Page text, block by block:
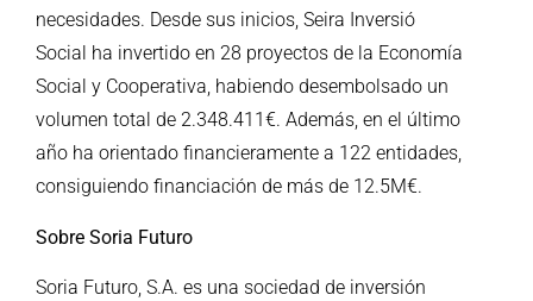
necesidades. Desde sus inicios, Seira Inversió
Social ha invertido en 28 proyectos de la Economía
Social y Cooperativa, habiendo desembolsado un
volumen total de 2.348.411€. Además, en el último
año ha orientado financieramente a 122 entidades,
consiguiendo financiación de más de 12.5M€.
Sobre Soria Futuro
Soria Futuro, S.A. es una sociedad de inversión